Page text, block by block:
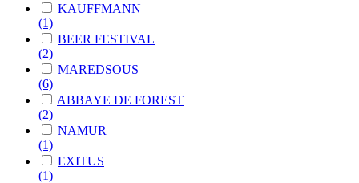
KAUFFMANN
(1)
BEER FESTIVAL
(2)
MAREDSOUS
(6)
ABBAYE DE FOREST
(2)
NAMUR
(1)
EXITUS
(1)